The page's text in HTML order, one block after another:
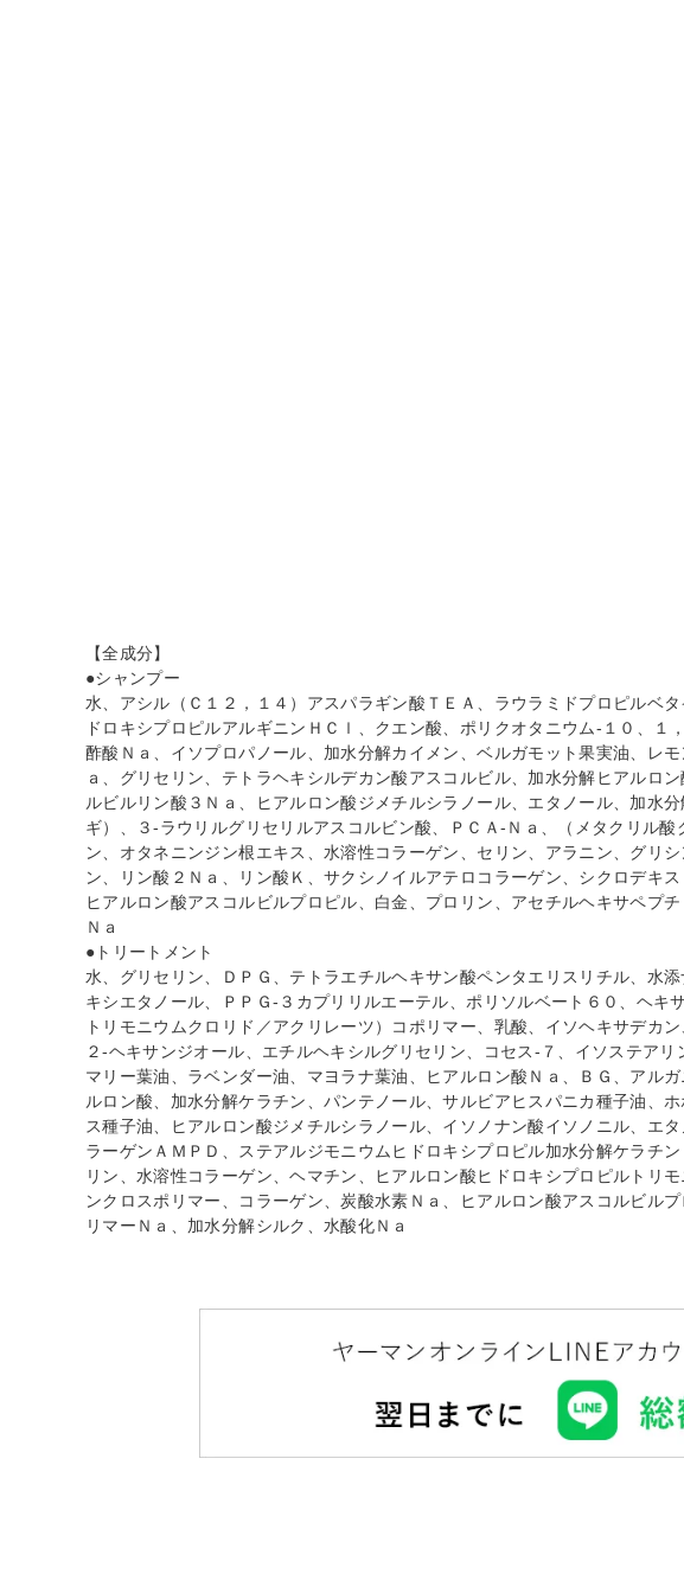
【全成分】
●シャンプー
水、アシル（Ｃ１２，１４）アスパラギン酸ＴＥＡ、ラウラミドプロピルベ
ドロキシプロピルアルギニンＨＣｌ、クエン酸、ポリクオタニウム‐１０、
酢酸Ｎａ、イソプロパノール、加水分解カイメン、ベルガモット果実油、レ
ａ、グリセリン、テトラヘキシルデカン酸アスコルビル、加水分解ヒアルロ
ルビルリン酸３Ｎａ、ヒアルロン酸ジメチルシラノール、エタノール、加水
ギ）、３‐ラウリルグリセリルアスコルビン酸、ＰＣＡ‐Ｎａ、（メタクリル
ン、オタネニンジン根エキス、水溶性コラーゲン、セリン、アラニン、グリ
ン、リン酸２Ｎａ、リン酸Ｋ、サクシノイルアテロコラーゲン、シクロデキ
ヒアルロン酸アスコルビルプロピル、白金、プロリン、アセチルヘキサペプ
Ｎａ
●トリートメント
水、グリセリン、ＤＰＧ、テトラエチルヘキサン酸ペンタエリスリチル、水
キシエタノール、ＰＰＧ‐３カプリリルエーテル、ポリソルベート６０、ヘ
トリモニウムクロリド／アクリレーツ）コポリマー、乳酸、イソヘキサデカ
２‐ヘキサンジオール、エチルヘキシルグリセリン、コセス‐７、イソステア
マリー葉油、ラベンダー油、マヨラナ葉油、ヒアルロン酸Ｎａ、ＢＧ、アル
ルロン酸、加水分解ケラチン、パンテノール、サルビアヒスパニカ種子油、
ス種子油、ヒアルロン酸ジメチルシラノール、イソノナン酸イソノニル、エ
ラーゲンＡＭＰＤ、ステアルジモニウムヒドロキシプロピル加水分解ケラチ
リン、水溶性コラーゲン、ヘマチン、ヒアルロン酸ヒドロキシプロピルトリ
ンクロスポリマー、コラーゲン、炭酸水素Ｎａ、ヒアルロン酸アスコルビル
リマーＮａ、加水分解シルク、水酸化Ｎａ